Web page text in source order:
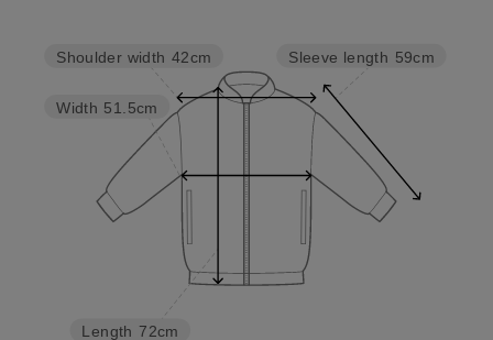
Sleeve length 59cm
Length 72cm
Width 51.5cm
Shoulder width 42cm